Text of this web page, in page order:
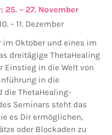
: 25. – 27. November
– 11. Dezember
Oktober und eines im
dreitägige ThetaHealing
Einstieg in die Welt von
in die
die ThetaHealing-
Seminars steht das
es Dir ermöglichen,
oder Blockaden zu